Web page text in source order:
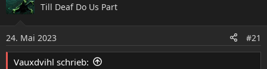
e
l
e
r
e
l
t
a
Till Deaf Do Us Part
24. Mai 2023 #21
Vauxdvihl schrieb: